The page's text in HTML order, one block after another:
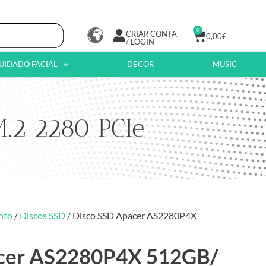
CRIAR CONTA
/ LOGIN
0,00€
0
FACIAL DECOR MUSIC
2280 PCIe
/ Discos SSD / Disco SSD Apacer AS2280P4X
AS2280P4X 512GB/